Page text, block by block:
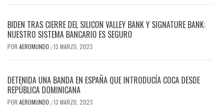
BIDEN TRAS CIERRE DEL SILICON VALLEY BANK Y SIGNATURE BANK:
NUESTRO SISTEMA BANCARIO ES SEGURO
POR AEROMUNDO /13 MARZO, 2023
DETENIDA UNA BANDA EN ESPAÑA QUE INTRODUCÍA COCA DESDE
REPÚBLICA DOMINICANA
POR AEROMUNDO /13 MARZO, 2023